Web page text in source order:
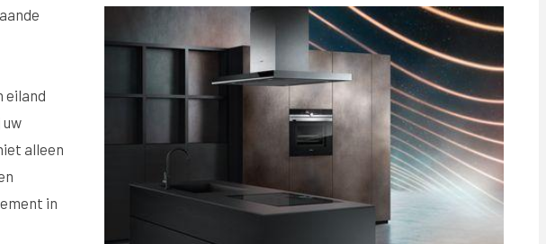
eiland
alleen
in